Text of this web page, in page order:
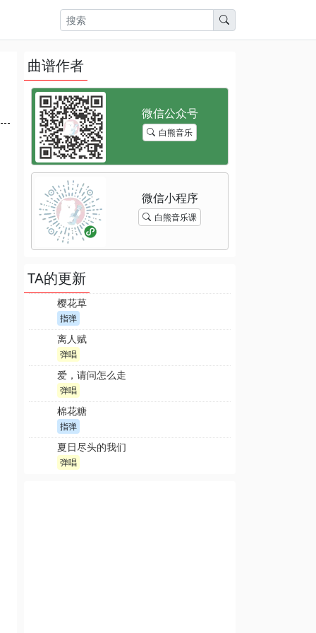
曲谱作者
白熊音乐
白熊音乐课
TA的更新
樱花草
指弹
离人赋
弹唱
爱，请问怎么走
弹唱
棉花糖
指弹
夏日尽头的我们
弹唱